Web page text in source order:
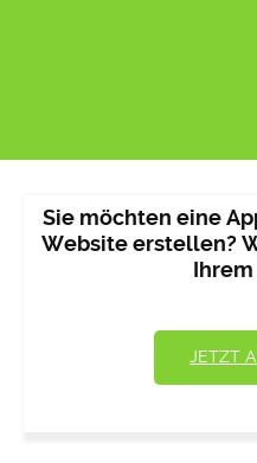
Sie möchten eine
Website erstellen?
JETZT